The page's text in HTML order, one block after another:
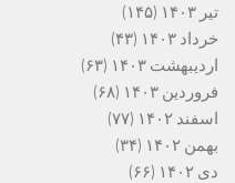
تیر ۱۴۰۳
(۱۴۵)
خرداد ۱۴۰۳
(۴۳)
اردیبهشت ۱۴۰۳
(۶۳)
فروردین ۱۴۰۳
(۶۸)
اسفند ۱۴۰۲
(۷۷)
بهمن ۱۴۰۲
(۳۴)
دی ۱۴۰۲
(۶۶)